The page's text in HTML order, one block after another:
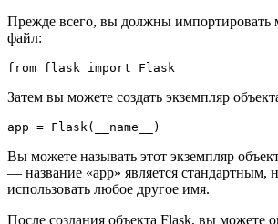
Прежде всего, вы должны импортировать
файл:
from flask import Flask
Затем вы можете создать экземпляр
app = Flask(__name__)
Вы можете называть этот экземпляр
— название «app» является стандартным,
использовать любое другое имя.
После создания объекта Flask, вы можете